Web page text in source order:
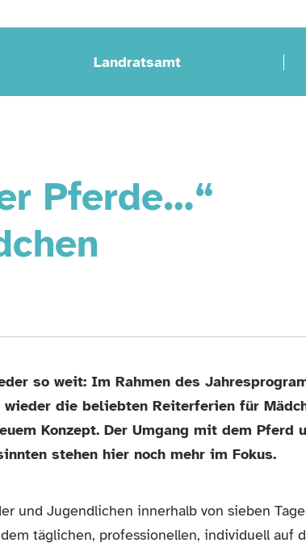
Landratsamt
Pferde…“
so weit: Im Rahmen des
die beliebten Reiterferien für
Konzept. Der Umgang mit dem Pferd
stehen hier noch mehr im Fokus.
und Jugendlichen innerhalb von sieben
täglichen, professionellen, individuell auf